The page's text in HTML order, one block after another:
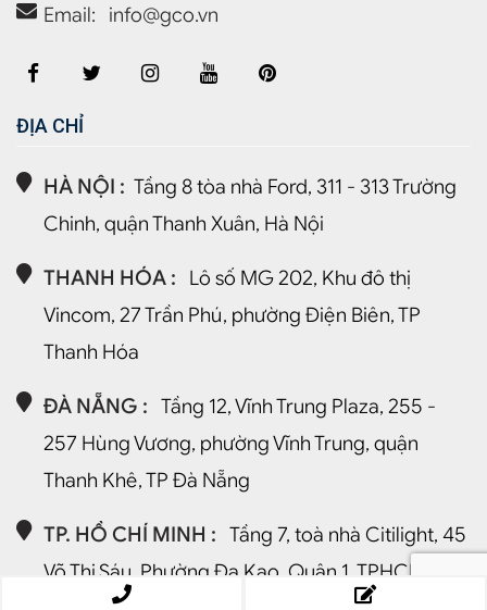
Email: info@gco.vn
ĐỊA CHỈ
HÀ NỘI : Tầng 8 tòa nhà Ford, 311 - 313 Trường
Chinh, quận Thanh Xuân, Hà Nội
THANH HÓA :
Lô số MG 202, Khu đô thị
Vincom, 27 Trần Phú, phường Điện Biên, TP
Thanh Hóa
ĐÀ NẴNG : Tầng 12, Vĩnh Trung Plaza, 255 -
257 Hùng Vương, phường Vĩnh Trung, quận
Thanh Khê, TP Đà Nẵng
TP. HỒ CHÍ MINH : Tầng 7, toà nhà Citilight, 45
Võ Thị Sáu, Phường Đa Kao, Quận 1, TPHCM